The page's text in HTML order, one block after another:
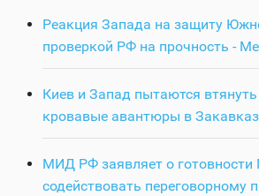
Реакция Запада на защиту
проверкой РФ на прочность -
Киев и Запад пытаются
кровавые авантюры в
МИД РФ заявляет о
содействовать переговорному